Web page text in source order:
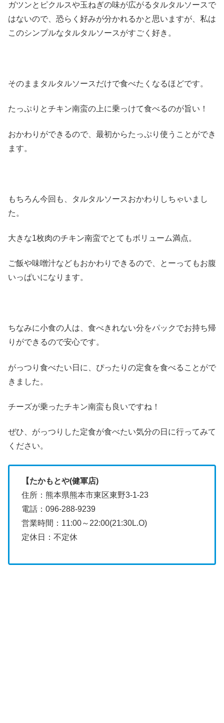
ガツンとピクルスや玉ねぎの味が広がるタルタルソースで
はないので、恐らく好みが分かれるかと思いますが、私は
このシンプルなタルタルソースがすごく好き。
そのままタルタルソースだけで食べたくなるほどです。
たっぷりとチキン南蛮の上に乗っけて食べるのが旨い！
おかわりができるので、最初からたっぷり使うことができ
ます。
もちろん今回も、タルタルソースおかわりしちゃいまし
た。
大きな1枚肉のチキン南蛮でとてもボリューム満点。
ご飯や味噌汁などもおかわりできるので、とーってもお腹
いっぱいになります。
ちなみに小食の人は、食べきれない分をパックでお持ち帰
りができるので安心です。
がっつり食べたい日に、ぴったりの定食を食べることがで
きました。
チーズが乗ったチキン南蛮も良いですね！
ぜひ、がっつりした定食が食べたい気分の日に行ってみて
ください。
【たかもとや(健軍店)
住所：熊本県熊本市東区東野3-1-23
電話：096-288-9239
営業時間：11:00～22:00(21:30L.O)
定休日：不定休